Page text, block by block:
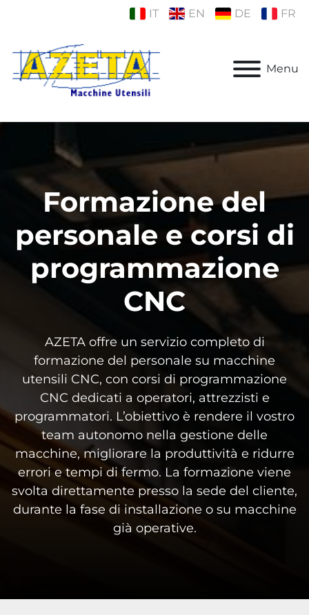
IT EN DE FR
Menu
Formazione del
personale e corsi di
programmazione
CNC
AZETA offre un servizio completo di
formazione del personale su macchine
utensili CNC, con corsi di programmazione
CNC dedicati a operatori, attrezzisti e
programmatori. L’obiettivo è rendere il vostro
team autonomo nella gestione delle
macchine, migliorare la produttività e ridurre
errori e tempi di fermo. La formazione viene
svolta direttamente presso la sede del cliente,
durante la fase di installazione o su macchine
già operative.